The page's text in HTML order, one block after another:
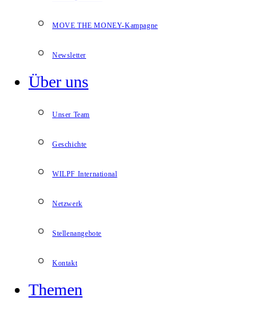
MOVE THE MONEY-Kampagne
Newsletter
Über uns
Unser Team
Geschichte
WILPF International
Netzwerk
Stellenangebote
Kontakt
Themen